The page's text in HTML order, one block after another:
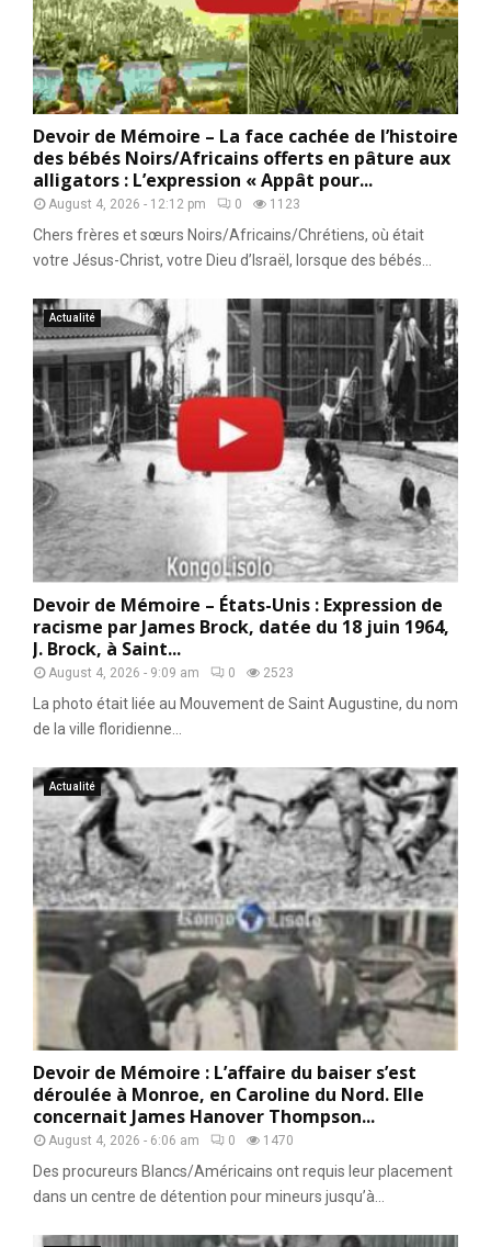
Devoir de Mémoire – La face cachée de l’histoire
des bébés Noirs/Africains offerts en pâture aux
alligators : L’expression « Appât pour...
August 4, 2026 - 12:12 pm 0 1123
Chers frères et sœurs Noirs/Africains/Chrétiens, où était
votre Jésus-Christ, votre Dieu d’Israël, lorsque des bébés...
Actualité
Devoir de Mémoire – États-Unis : Expression de
racisme par James Brock, datée du 18 juin 1964,
J. Brock, à Saint...
August 4, 2026 - 9:09 am 0 2523
La photo était liée au Mouvement de Saint Augustine, du nom
de la ville floridienne...
Actualité
Devoir de Mémoire : L’affaire du baiser s’est
déroulée à Monroe, en Caroline du Nord. Elle
concernait James Hanover Thompson...
August 4, 2026 - 6:06 am 0 1470
Des procureurs Blancs/Américains ont requis leur placement
dans un centre de détention pour mineurs jusqu’à...